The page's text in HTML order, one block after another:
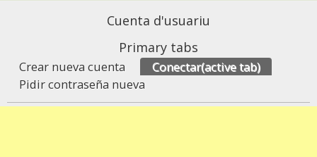
Cuenta d'usuariu
Primary tabs
Crear nueva cuenta Conectar(active tab)
Pidir contraseña nueva